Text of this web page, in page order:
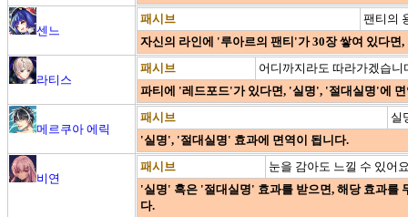
센느
패시브
팬티의
자신의 라인에 '루아르의 팬티'가 30장 쌓여 있다
라티스
패시브
어디까지라도 따라가겠습니
파티에 '레드포드'가 있다면, '실명', '절대실명'에 면
메르쿠아 에릭
패시브
실
'실명', '절대실명' 효과에 면역이 됩니다.
비연
패시브
눈을 감아도 느낄 수 있어
'실명' 혹은 '절대실명' 효과를 받으면, 해당 효과를
다.